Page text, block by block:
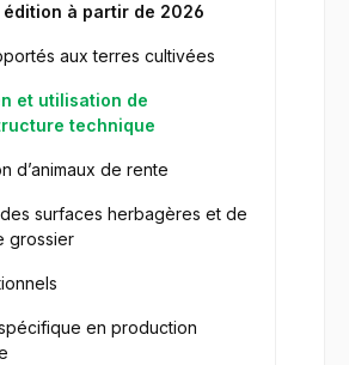
édition à partir de 2026
aux terres cultivées
et utilisation de
technique
d’animaux de rente
surfaces herbagères et de
grossier
en production